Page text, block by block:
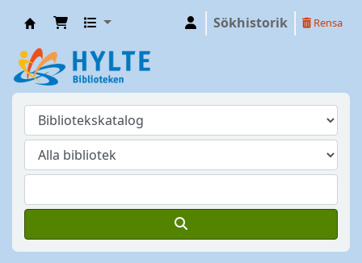
Sökhistorik Rensa